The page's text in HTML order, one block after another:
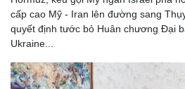
cấp cao Mỹ - Iran lên đường sang
quyết định tước bỏ Huân chương Đại
Ukraine...